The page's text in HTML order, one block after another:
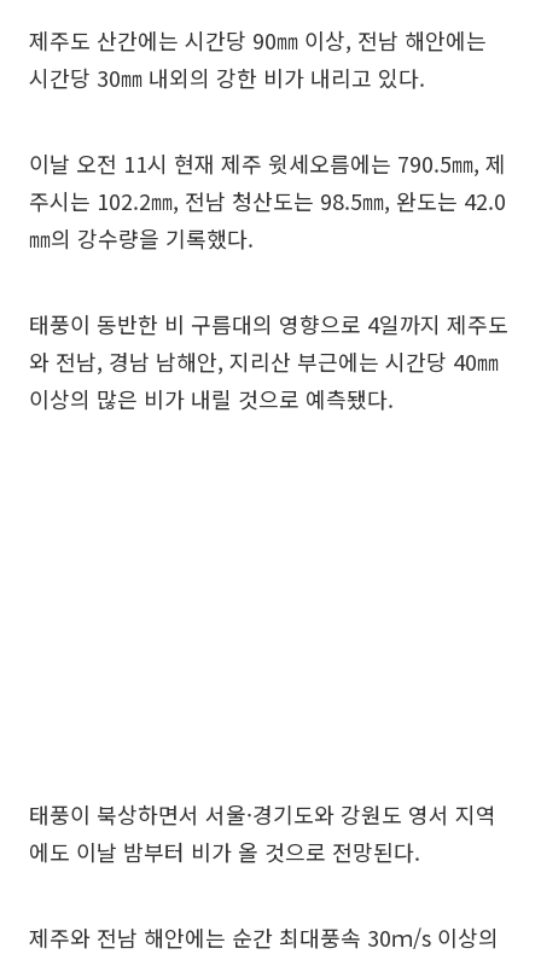
제주도 산간에는 시간당 90㎜ 이상, 전남 해안에는
시간당 30㎜ 내외의 강한 비가 내리고 있다.
이날 오전 11시 현재 제주 윗세오름에는 790.5㎜, 제
주시는 102.2㎜, 전남 청산도는 98.5㎜, 완도는 42.0
㎜의 강수량을 기록했다.
태풍이 동반한 비 구름대의 영향으로 4일까지 제주도
와 전남, 경남 남해안, 지리산 부근에는 시간당 40㎜
이상의 많은 비가 내릴 것으로 예측됐다.
태풍이 북상하면서 서울·경기도와 강원도 영서 지역
에도 이날 밤부터 비가 올 것으로 전망된다.
제주와 전남 해안에는 순간 최대풍속 30ｍ/s 이상의